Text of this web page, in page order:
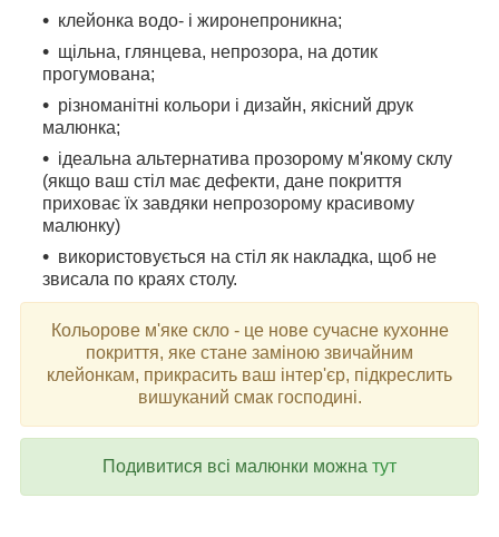
клейонка водо- і жиронепроникна;
щільна, глянцева, непрозора, на дотик
прогумована;
різноманітні кольори і дизайн, якісний друк
малюнка;
ідеальна альтернатива прозорому м'якому склу
(якщо ваш стіл має дефекти, дане покриття
приховає їх завдяки непрозорому красивому
малюнку)
використовується на стіл як накладка, щоб не
звисала по краях столу.
Кольорове м'яке скло - це нове сучасне кухонне
покриття, яке стане заміною звичайним
клейонкам, прикрасить ваш інтер'єр, підкреслить
вишуканий смак господині.
Подивитися всі малюнки можна тут